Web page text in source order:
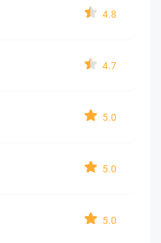
4.8
4.7
5.0
5.0
5.0